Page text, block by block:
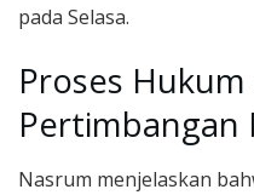
pada Selasa.
Proses
Pertimbangan
Nasrum menjelaskan